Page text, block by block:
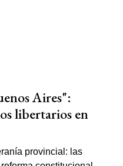
Aires":
libertarios en